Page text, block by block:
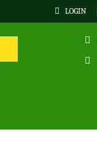
LOGIN